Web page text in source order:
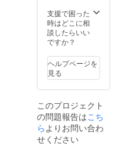
支援で困った
時はどこに相
談したらいい
ですか？
ヘルプページを
見る
このプロジェクト
の問題報告はこち
らよりお問い合わ
せください